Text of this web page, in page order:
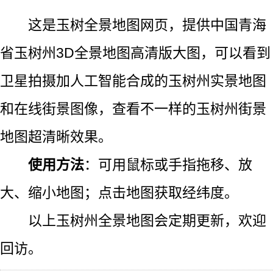
这是玉树全景地图网页，提供中国青海
省玉树州3D全景地图高清版大图，可以看到
卫星拍摄加人工智能合成的玉树州实景地图
和在线街景图像，查看不一样的玉树州街景
地图超清晰效果。
使用方法：可用鼠标或手指拖移、放
大、缩小地图；点击地图获取经纬度。
以上玉树州全景地图会定期更新，欢迎
回访。